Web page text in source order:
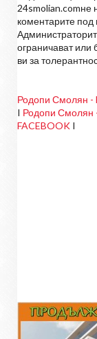
24smolian.comне
коментарите под
ограничават или
ви за
Родопи Смолян -
I Родопи Смолян
FACEBOOK I